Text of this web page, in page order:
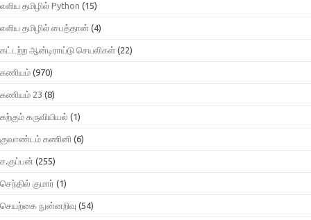
எளிய தமிழில் Python (15)
எளிய தமிழில் பைத்தான் (4)
கட்டற்ற ஆன்டிராய்டு செயலிகள் (22)
கணியம் (970)
கணியம் 23 (8)
கற்கும் கருவியியல் (1)
குவாண்டம் கணினி (6)
ச.குப்பன் (255)
செந்தில் குமார் (1)
செயற்கை நுன்னறிவு (54)